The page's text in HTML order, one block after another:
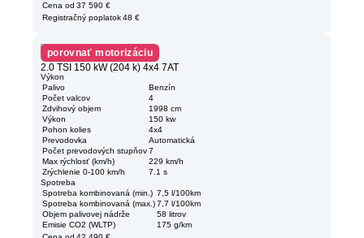
Cena od 37 590 €
Registračný poplatok 48 €
porovnať motorizáciu
2.0 TSI 150 kW (204 k) 4x4 7AT
Výkon
Palivo
Benzín
Počet valcov
4
Zdvihový objem
1998 cm
Výkon
150 kw
Pohon kolies
4x4
Prevodovka
Automatická
Počet prevodových stupňov 7
Max rýchlosť (km/h)
229 km/h
Zrýchlenie 0-100 km/h
7.1 s
Spotreba
Spotreba kombinovaná (min.) 7,5 l/100km
Spotreba kombinovaná (max.) 7,7 l/100km
Objem palivovej nádrže
58 litrov
Emisie CO2 (WLTP)
175 g/km